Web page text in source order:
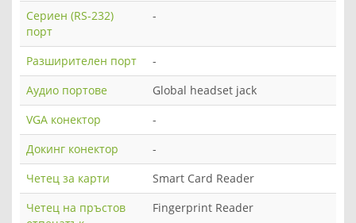
Сериен (RS-232)
порт
-
Разширителен порт
-
Аудио портове
Global headset jack
VGA конектор
-
Докинг конектор
-
Четец за карти
Smart Card Reader
Четец на пръстов
Fingerprint Reader